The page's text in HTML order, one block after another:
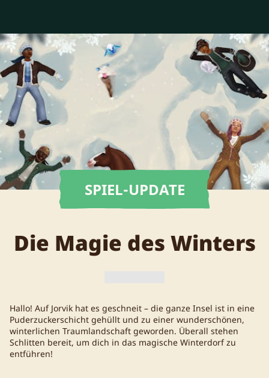
SPIEL-UPDATE
Die Magie des Winters
Hallo! Auf Jorvik hat es geschneit – die ganze Insel ist in eine
Puderzuckerschicht gehüllt und zu einer wunderschönen,
winterlichen Traumlandschaft geworden. Überall stehen
Schlitten bereit, um dich in das magische Winterdorf zu
entführen!